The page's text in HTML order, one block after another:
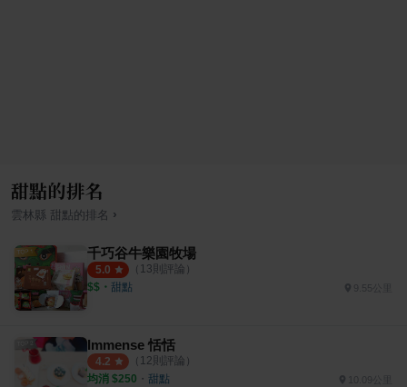
甜點的排名
雲林縣 甜點的排名 ›
千巧谷牛樂園牧場
5.0 （ 13則評論）
$$ ・ 甜點 9.55公里
Immense 恬恬
4.2 （ 12則評論）
均消 $250 ・ 甜點